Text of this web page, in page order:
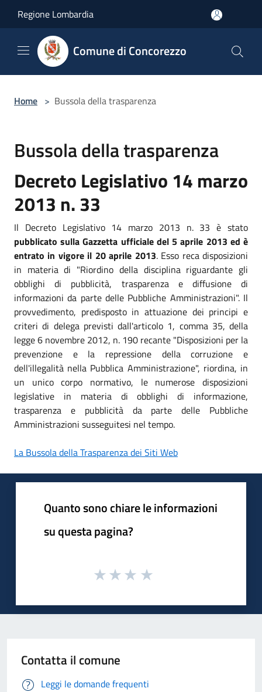
Regione Lombardia
Comune di Concorezzo
Home > Bussola della trasparenza
Bussola della trasparenza
Decreto Legislativo 14 marzo
2013 n. 33
Il Decreto Legislativo 14 marzo 2013 n. 33 è stato
pubblicato sulla Gazzetta ufficiale del 5 aprile 2013 ed è
entrato in vigore il 20 aprile 2013. Esso reca disposizioni
in materia di "Riordino della disciplina riguardante gli
obblighi di pubblicità, trasparenza e diffusione di
informazioni da parte delle Pubbliche Amministrazioni". Il
provvedimento, predisposto in attuazione dei principi e
criteri di delega previsti dall'articolo 1, comma 35, della
legge 6 novembre 2012, n. 190 recante "Disposizioni per la
prevenzione e la repressione della corruzione e
dell'illegalità nella Pubblica Amministrazione", riordina, in
un unico corpo normativo, le numerose disposizioni
legislative in materia di obblighi di informazione,
trasparenza e pubblicità da parte delle Pubbliche
Amministrazioni susseguitesi nel tempo.
La Bussola della Trasparenza dei Siti Web
Quanto sono chiare le informazioni
su questa pagina?
Contatta il comune
Leggi le domande frequenti